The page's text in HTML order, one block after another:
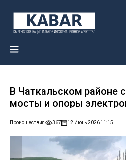
В Чаткальском районе
мосты и опоры
Происшествия 367 12 Июнь 202611:15